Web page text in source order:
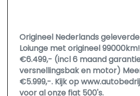
Exterieur
Afst. bed. voor centr.
Buitenspiegels elektrisch
Origineel Nederlands geleverde
Loiunge met origineel
€6.499,- (incl 6 maand
versnellingsbak en motor)
€5.999,-. Kijk op
voor al onze fiat 500's.